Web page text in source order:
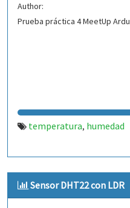
Author:
Prueba práctica 4 MeetUp
temperatura, humedad
Sensor DHT22 con LDR